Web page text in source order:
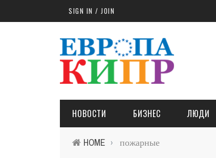
Skip to main contentSIGN IN / JOIN
НОВОСТИ БИЗНЕС ЛЮДИ
HOME › пожарные